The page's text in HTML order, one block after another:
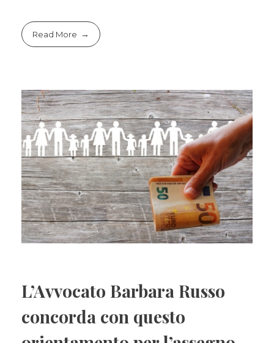
Read More
L’Avvocato Barbara Russo
concorda con questo